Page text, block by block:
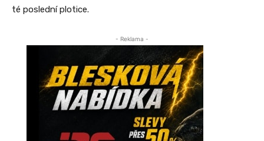
té poslední plotice.
- Reklama -